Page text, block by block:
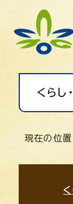
くらし
現在の位置